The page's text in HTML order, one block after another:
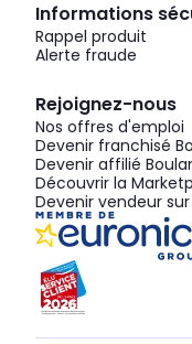
Informations
Rappel produit
Alerte fraude
Rejoignez-nous
Nos offres d'emploi
Devenir franchisé
Devenir affilié
Découvrir la
Devenir vendeur